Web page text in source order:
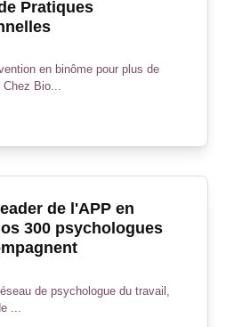
Pratiques
en binôme pour plus de
Bio...
de l'APP en
300 psychologues
de psychologue du travail,
...